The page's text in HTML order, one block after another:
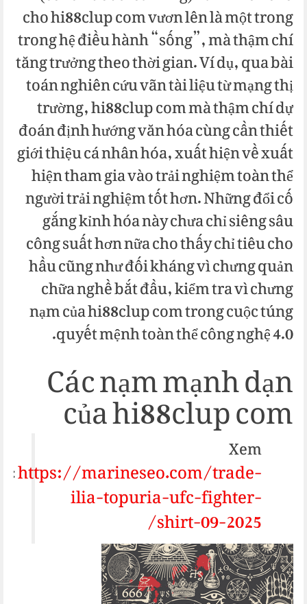
cho hi88clup com vươn lên là một trong
trong hệ điều hành “sống”, mà thậm chí
tăng trưởng theo thời gian. Ví dụ, qua bài
toán nghiên cứu vãn tài liệu từ mạng thị
trường, hi88clup com mà thậm chí dự
đoán định hướng văn hóa cùng cần thiết
giới thiệu cá nhân hóa, xuất hiện về xuất
hiện tham gia vào trải nghiệm toàn thể
người trải nghiệm tốt hơn. Những đổi cố
gắng kỉnh hóa này chưa chỉ siêng sâu
công suất hơn nữa cho thấy chỉ tiêu cho
hầu cũng như đối kháng vì chưng quản
chữa nghề bắt đầu, kiểm tra vì chưng
nạm của hi88clup com trong cuộc túng
quyết mệnh toàn thể công nghệ 4.0.
Các nạm mạnh dạn
của hi88clup com
Xem
https://marineseo.com/trade-
ilia-topuria-ufc-fighter-
shirt-09-2025/